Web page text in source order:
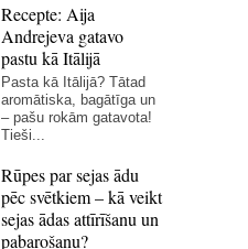
Recepte: Aija
Andrejeva gatavo
pastu kā Itālijā
Pasta kā Itālijā? Tātad
aromātiska, bagātīga un
– pašu rokām gatavota!
Tieši...
Rūpes par sejas ādu
pēc svētkiem – kā veikt
sejas ādas attīrīšanu un
pabarošanu?